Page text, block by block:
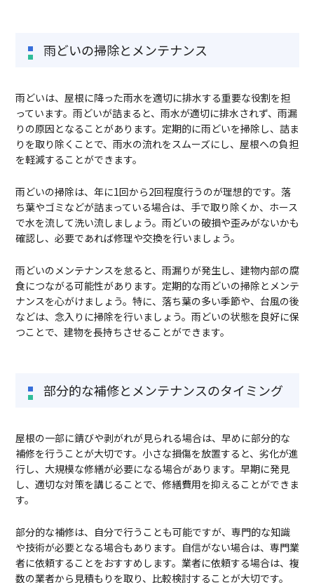
雨どいの掃除とメンテナンス
雨どいは、屋根に降った雨水を適切に排水する重要な役割を担
っています。雨どいが詰まると、雨水が適切に排水されず、雨漏
りの原因となることがあります。定期的に雨どいを掃除し、詰ま
りを取り除くことで、雨水の流れをスムーズにし、屋根への負担
を軽減することができます。
雨どいの掃除は、年に1回から2回程度行うのが理想的です。落
ち葉やゴミなどが詰まっている場合は、手で取り除くか、ホース
で水を流して洗い流しましょう。雨どいの破損や歪みがないかも
確認し、必要であれば修理や交換を行いましょう。
雨どいのメンテナンスを怠ると、雨漏りが発生し、建物内部の腐
食につながる可能性があります。定期的な雨どいの掃除とメンテ
ナンスを心がけましょう。特に、落ち葉の多い季節や、台風の後
などは、念入りに掃除を行いましょう。雨どいの状態を良好に保
つことで、建物を長持ちさせることができます。
部分的な補修とメンテナンスのタイミング
屋根の一部に錆びや剥がれが見られる場合は、早めに部分的な
補修を行うことが大切です。小さな損傷を放置すると、劣化が進
行し、大規模な修繕が必要になる場合があります。早期に発見
し、適切な対策を講じることで、修繕費用を抑えることができま
す。
部分的な補修は、自分で行うことも可能ですが、専門的な知識
や技術が必要となる場合もあります。自信がない場合は、専門業
者に依頼することをおすすめします。業者に依頼する場合は、複
数の業者から見積もりを取り、比較検討することが大切です。